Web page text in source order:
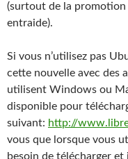
(surtout de la
entraide).
Si vous n’utilisez pas
cette nouvelle avec des
utilisent Windows ou
disponible pour
suivant: http://
vous que lorsque vous
besoin de télécharger